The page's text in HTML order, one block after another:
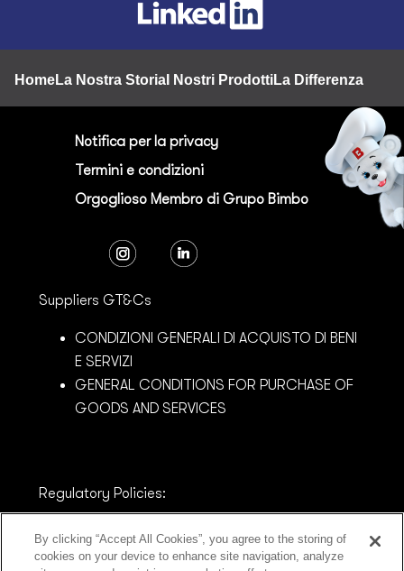
Footer
HomeLa Nostra Storia I Nostri ProdottiLa Differenza BQ
Notifica per la privacy
Termini e condizioni
Orgoglioso Membro di Grupo Bimbo
Suppliers GT&Cs
CONDIZIONI GENERALI DI ACQUISTO DI BENI
E SERVIZI
GENERAL CONDITIONS FOR PURCHASE OF
GOODS AND SERVICES
Regulatory Policies:
MODELLO DI ORGANIZZAZIONE E GESTIONE
AZIENDALE AI SENSI DEL D. LGS. N.231/2001 -
By clicking “Accept All Cookies”, you agree to the storing of
cookies on your device to enhance site navigation, analyze